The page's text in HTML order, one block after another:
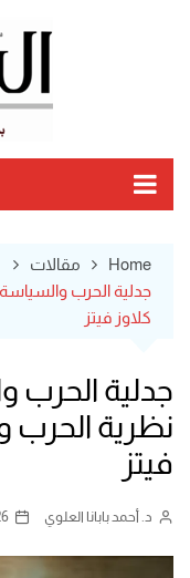
Home
مقالات
جدلية الحرب
كلاوز فيتز
جدلية الحرب
نظرية الحرب
فيتز
د. أحمد بابانا العلوي